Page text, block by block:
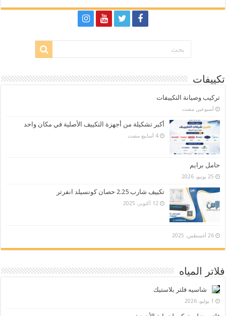
تكييفات
تركيب وصيانة التكييفات
‏أسبوعين مضت
أكبر تشكيلة من أجهزة التكييف الأصلية في مكان واحد
حامل برايم
25 يونيو، 2026
تكييف شارب 2.25 حصان كونسيلد انفرتر
12 أكتوبر، 2025
26 أغسطس، 2025
فلاتر المياه
شاسيه فلتر بلاستيك
1 يوليو، 2026